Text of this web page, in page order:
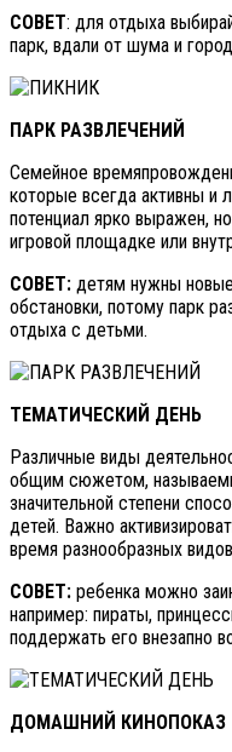
СОВЕТ: для отдыха
парк, вдали от шума и
ПАРК РАЗВЛЕЧЕНИЙ
Семейное
которые всегда активны и
потенциал ярко выражен,
игровой площадке или
СОВЕТ: детям нужны
обстановки, потому парк
отдыха с детьми.
ТЕМАТИЧЕСКИЙ ДЕНЬ
Различные виды
общим сюжетом,
значительной степени
детей. Важно
время разнообразных
СОВЕТ: ребенка можно
например: пираты,
поддержать его внезапно
ДОМАШНИЙ КИНОПОКАЗ